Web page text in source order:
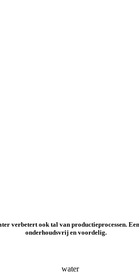
verbetert ook tal van productieprocessen.
onderhoudsvrij en voordelig.